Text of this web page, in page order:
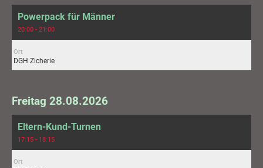
Powerpack für Männer
20:00 - 21:00
Ort
DGH Zicherie
Freitag 28.08.2026
Eltern-Kund-Turnen
17:15 - 18:15
Ort